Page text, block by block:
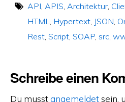
API APIS Architektur,
HTML
Hypertext, JSON
Rest, Script, SOAP, src,
Schreibe einen
Du musstangemeldetsein,